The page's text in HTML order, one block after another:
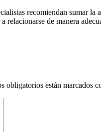
recomiendan sumar la
relacionarse de manera
obligatorios están marcados